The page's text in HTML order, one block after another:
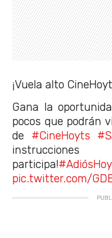
¡Vuela alto
Gana la
pocos que podrán
de #CineHoyts
participa!
pic.twitter.com/